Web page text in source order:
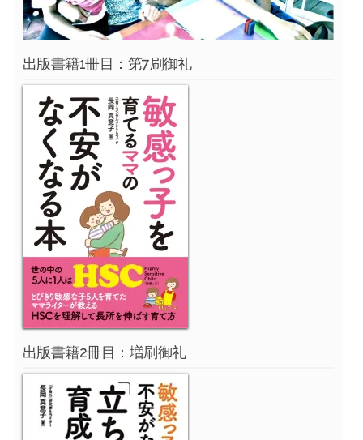
出版書籍1冊目：第7刷御礼
出版書籍2冊目：増刷御礼